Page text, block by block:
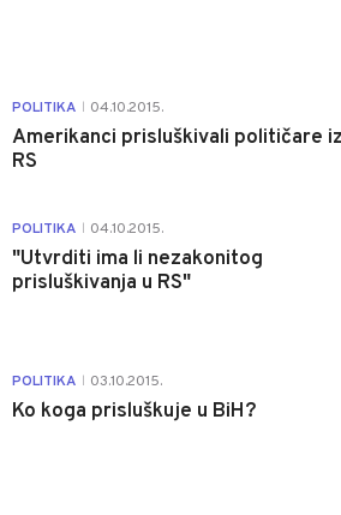
POLITIKA 04.10.2015.
Amerikanci prisluškivali političare iz
RS
POLITIKA 04.10.2015.
"Utvrditi ima li nezakonitog
prisluškivanja u RS"
POLITIKA 03.10.2015.
Ko koga prisluškuje u BiH?